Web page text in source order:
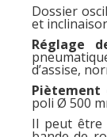
Dossier
et
Réglage
d’assise,
Piètement
poli Ø 500
Il peut être